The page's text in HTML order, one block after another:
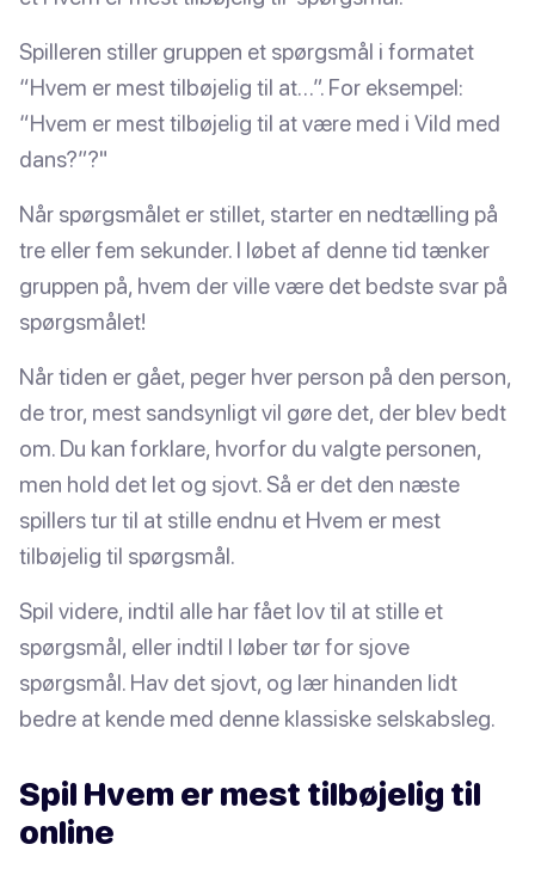
Spilleren stiller gruppen et spørgsmål i formatet
“Hvem er mest tilbøjelig til at…”. For eksempel:
“Hvem er mest tilbøjelig til at være med i Vild med
dans?”?"
Når spørgsmålet er stillet, starter en nedtælling på
tre eller fem sekunder. I løbet af denne tid tænker
gruppen på, hvem der ville være det bedste svar på
spørgsmålet!
Når tiden er gået, peger hver person på den person,
de tror, mest sandsynligt vil gøre det, der blev bedt
om. Du kan forklare, hvorfor du valgte personen,
men hold det let og sjovt. Så er det den næste
spillers tur til at stille endnu et Hvem er mest
tilbøjelig til spørgsmål.
Spil videre, indtil alle har fået lov til at stille et
spørgsmål, eller indtil I løber tør for sjove
spørgsmål. Hav det sjovt, og lær hinanden lidt
bedre at kende med denne klassiske selskabsleg.
Spil Hvem er mest tilbøjelig til
online